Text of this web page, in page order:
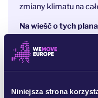
Niniejsza strona
zmiany klimatu na
Na wieść o tych
rękęz
europosłami
Dla nich